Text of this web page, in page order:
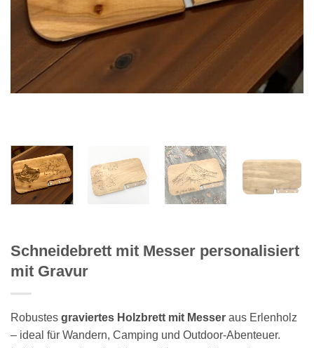
Schneidebrett mit Messer personalisiert
mit Gravur
Robustes graviertes Holzbrett mit Messer aus Erlenholz
– ideal für Wandern, Camping und Outdoor-Abenteuer.